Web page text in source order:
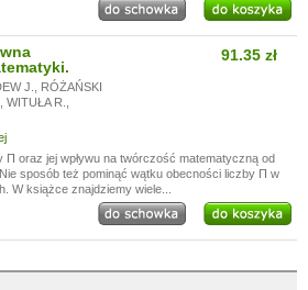
J.
RÓŻAŃSKI
WITUŁA R.
91.35 zł
Π oraz jej wpływu na twórczość matematyczną od
sposób też pominąć wątku obecności liczby Π w
W książce znajdziemy wiele...